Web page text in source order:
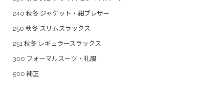
240 秋冬 ジャケット・紺ブレザー
250 秋冬 スリムスラックス
251 秋冬 レギュラースラックス
300 フォーマルスーツ・礼服
500 補正